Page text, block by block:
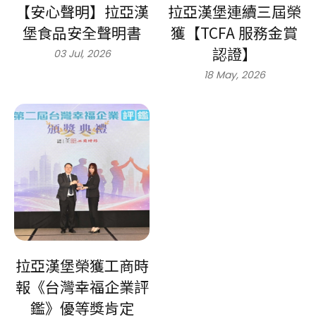
【安心聲明】拉亞漢
堡食品安全聲明書
03 Jul, 2026
拉亞漢堡連續三屆榮
獲【TCFA 服務金賞
認證】
18 May, 2026
拉亞漢堡榮獲工商時
報《台灣幸福企業評
鑑》優等獎肯定